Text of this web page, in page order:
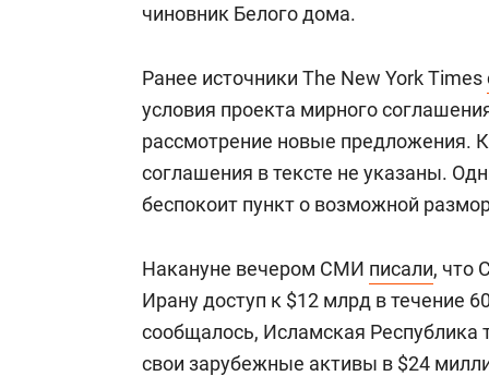
чиновник Белого дома.
Ранее источники The New York Times
условия проекта мирного
рассмотрение новые предложения.
соглашения в тексте не указаны.
беспокоит пункт о возможной
Накануне вечером СМИ писали, что
Ирану доступ к $12 млрд в течение
сообщалось, Исламская Республика
свои зарубежные активы в $24